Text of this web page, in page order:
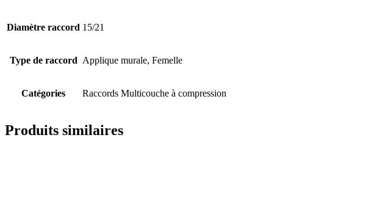
Diamètre raccord 15/21
Type de raccord Applique murale, Femelle
Catégories Raccords Multicouche à compression
Produits similaires